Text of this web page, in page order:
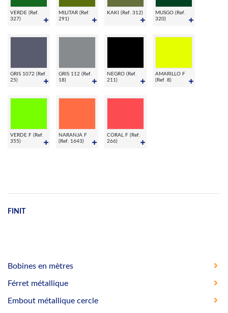
VERDE (Ref.
327)
MILITAR (Ref.
291)
KAKI (Ref. 312)
MUSGO (Ref.
320)
GRIS 1072 (Ref.
25)
GRIS 112 (Ref.
18)
NEGRO (Ref.
211)
AMARILLO F
(Ref. 8)
VERDE F (Ref.
355)
NARANJA F
(Ref. 1643)
CORAL F (Ref.
266)
FINIT
Bobines en mètres
Férret métallique
Embout métallique cercle